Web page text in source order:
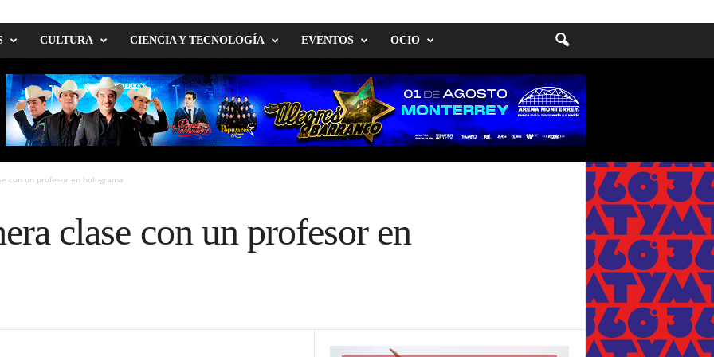
CULTURA CIENCIA Y TECNOLOGÍA EVENTOS OCIO
con un profesor en holograma
clase con un profesor en